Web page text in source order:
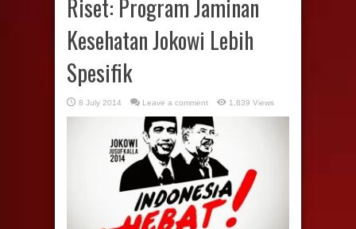
Riset: Program Jaminan
Kesehatan Jokowi Lebih
Spesifik
8 July 2014 Leave a comment 1,839 Views